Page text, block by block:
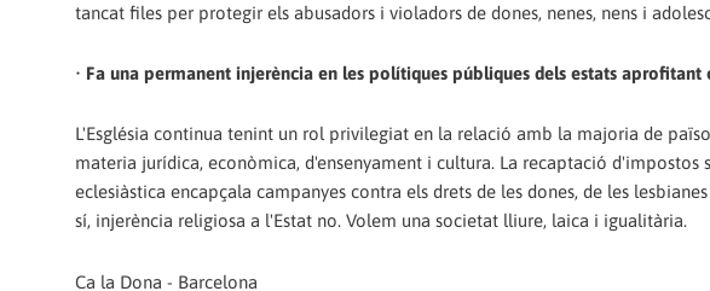
tancat files per protegir els abusadors i violadors de dones, nenes, nens i
• Fa una permanent injerència en les polítiques públiques dels estats aprofitant
L'Església continua tenint un rol privilegiat en la relació amb la majoria de
materia jurídica, econòmica, d'ensenyament i cultura. La recaptació
eclesiàstica encapçala campanyes contra els drets de les dones, de les
sí, injerència religiosa a l'Estat no. Volem una societat lliure, laica i igualitària.
Ca la Dona - Barcelona